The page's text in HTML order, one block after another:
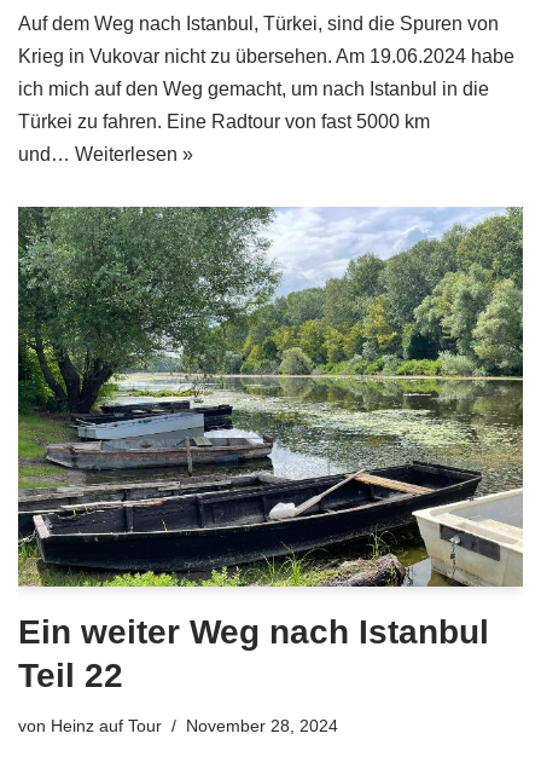
Auf dem Weg nach Istanbul, Türkei, sind die Spuren von
Krieg in Vukovar nicht zu übersehen. Am 19.06.2024 habe
ich mich auf den Weg gemacht, um nach Istanbul in die
Türkei zu fahren. Eine Radtour von fast 5000 km
und… Weiterlesen »
Ein weiter Weg nach Istanbul
Teil 22
von Heinz auf Tour November 28, 2024